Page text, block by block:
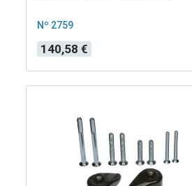
Nº 2759
Precio
140,58 €